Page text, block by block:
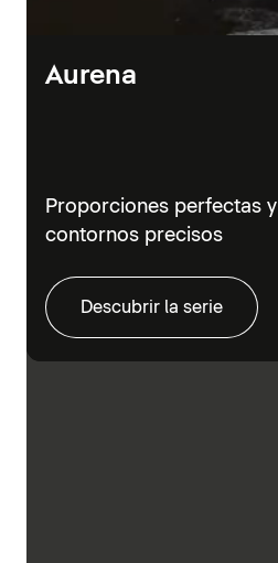
Aurena
Proporciones perfectas y
contornos precisos
Descubrir la serie